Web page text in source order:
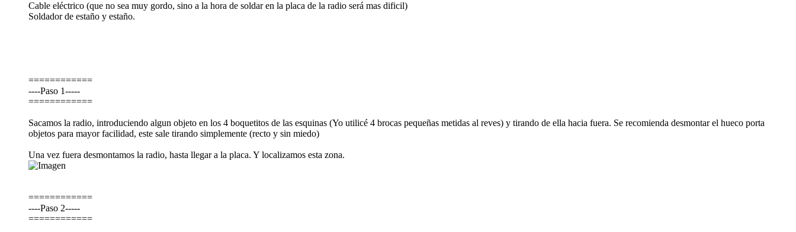
Cable eléctrico (que no sea muy gordo, sino a la hora de soldar en la placa de la radio será mas dificil)
Soldador de estaño y estaño.
============
----Paso 1-----
============
Sacamos la radio, introduciendo algun objeto en los 4 boquetitos de las esquinas (Yo utilicé 4 brocas pequeñas metidas al reves) y tirando de ella hacia fuera. Se recomienda desmontar el hueco porta
objetos para mayor facilidad, este sale tirando simplemente (recto y sin miedo)
Una vez fuera desmontamos la radio, hasta llegar a la placa. Y localizamos esta zona.
============
----Paso 2-----
============